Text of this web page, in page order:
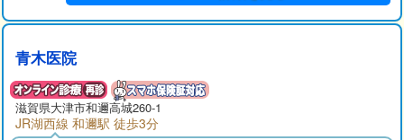
青木医院
滋賀県大津市和邇高城260-1
JR湖西線 和邇駅 徒歩3分